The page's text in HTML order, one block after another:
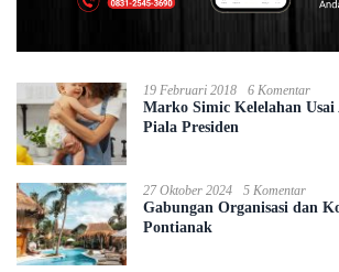
19 Februari 2018 6 Komentar
Marko Simic Kelelahan
Piala Presiden
27 Oktober 2024 5 Komentar
Gabungan Organisasi dan
Pontianak